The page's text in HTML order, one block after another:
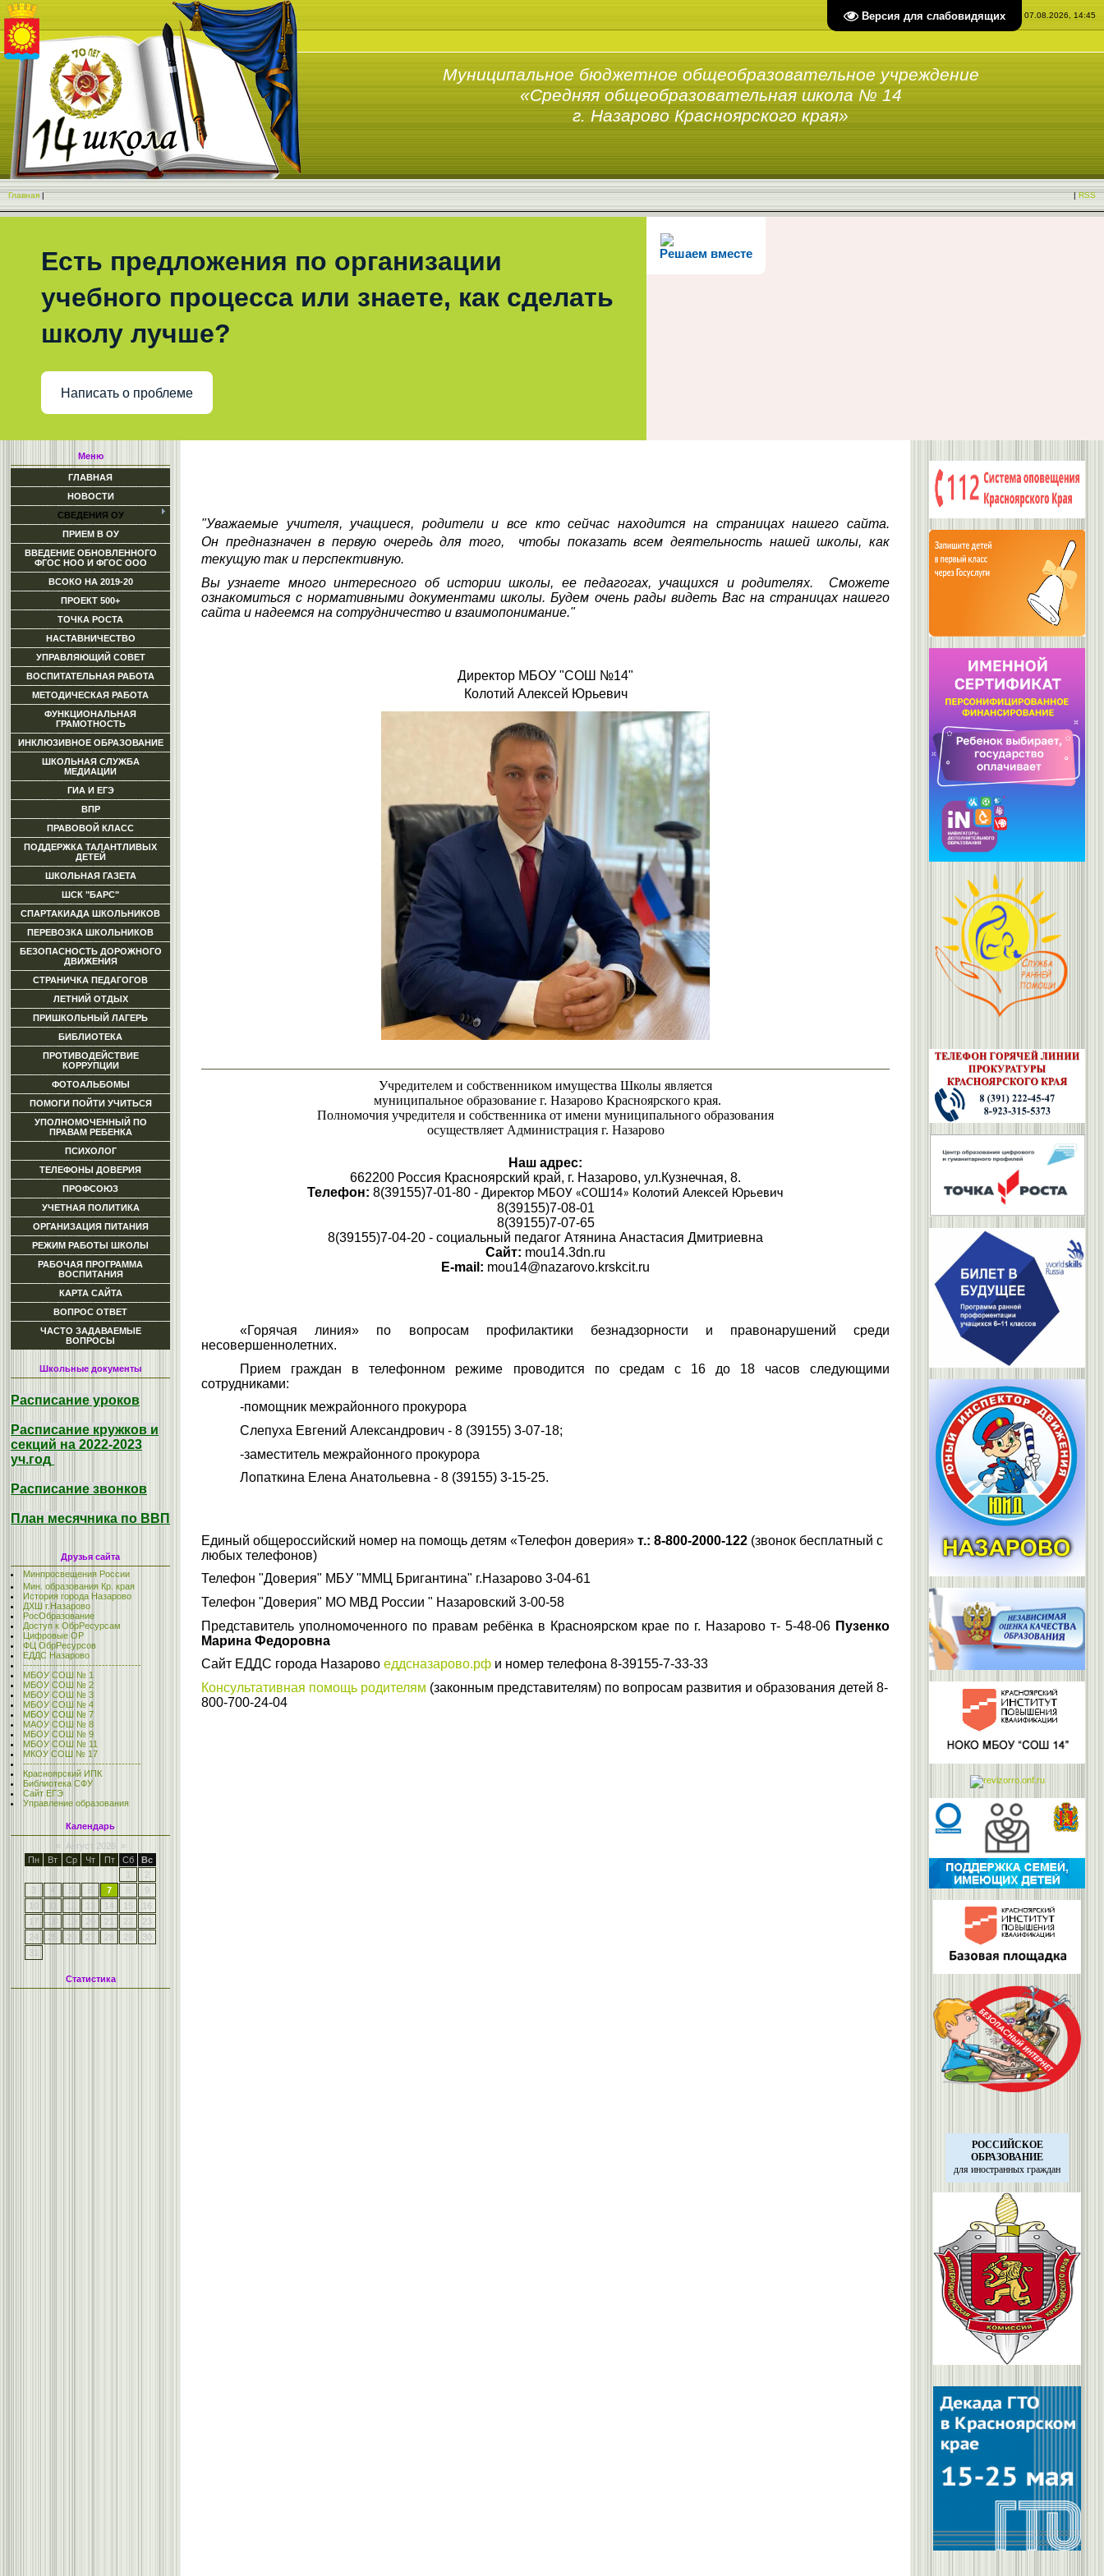
Версия для слабовидящихПятница, 07.08.2026, 14:45
Муниципальное бюджетное общеобразовательное учреждение
«Средняя общеобразовательная школа № 14
г. Назарово Красноярского края»
Главная | |RSS
Решаем вместе
Есть предложения по организации
учебного процесса или знаете, как сделать
школу лучше?
Написать о проблеме
Меню
ГЛАВНАЯ
НОВОСТИ
СВЕДЕНИЯ ОУ
ПРИЕМ В ОУ
ВВЕДЕНИЕ ОБНОВЛЕННОГО
ФГОС НОО И ФГОС ООО
ВСОКО НА 2019-20
ПРОЕКТ 500+
ТОЧКА РОСТА
НАСТАВНИЧЕСТВО
УПРАВЛЯЮЩИЙ СОВЕТ
ВОСПИТАТЕЛЬНАЯ РАБОТА
МЕТОДИЧЕСКАЯ РАБОТА
ФУНКЦИОНАЛЬНАЯ
ГРАМОТНОСТЬ
ИНКЛЮЗИВНОЕ ОБРАЗОВАНИЕ
ШКОЛЬНАЯ СЛУЖБА
МЕДИАЦИИ
ГИА И ЕГЭ
ВПР
ПРАВОВОЙ КЛАСС
ПОДДЕРЖКА ТАЛАНТЛИВЫХ
ДЕТЕЙ
ШКОЛЬНАЯ ГАЗЕТА
ШСК "БАРС"
СПАРТАКИАДА ШКОЛЬНИКОВ
ПЕРЕВОЗКА ШКОЛЬНИКОВ
БЕЗОПАСНОСТЬ ДОРОЖНОГО
ДВИЖЕНИЯ
СТРАНИЧКА ПЕДАГОГОВ
ЛЕТНИЙ ОТДЫХ
ПРИШКОЛЬНЫЙ ЛАГЕРЬ
БИБЛИОТЕКА
ПРОТИВОДЕЙСТВИЕ
КОРРУПЦИИ
ФОТОАЛЬБОМЫ
ПОМОГИ ПОЙТИ УЧИТЬСЯ
УПОЛНОМОЧЕННЫЙ ПО
ПРАВАМ РЕБЕНКА
ПСИХОЛОГ
ТЕЛЕФОНЫ ДОВЕРИЯ
ПРОФСОЮЗ
УЧЕТНАЯ ПОЛИТИКА
ОРГАНИЗАЦИЯ ПИТАНИЯ
РЕЖИМ РАБОТЫ ШКОЛЫ
РАБОЧАЯ ПРОГРАММА
ВОСПИТАНИЯ
КАРТА САЙТА
ВОПРОС ОТВЕТ
ЧАСТО ЗАДАВАЕМЫЕ
ВОПРОСЫ
Школьные документы
Расписание уроков
Расписание кружков и
секций на 2022-2023
уч.год
Расписание звонков
План месячника по ВВП
Друзья сайта
Минпросвещения России
Мин. образования Кр. края
История города Назарово
ДХШ г.Назарово
РосОбразование
Доступ к ОбрРесурсам
Цифровые ОР
ФЦ ОбрРесурсов
ЕДДС Назарово
------------------------------------
МБОУ СОШ № 1
МБОУ СОШ № 2
МБОУ СОШ № 3
МБОУ СОШ № 4
МБОУ СОШ № 7
МАОУ СОШ № 8
МБОУ СОШ № 9
МБОУ СОШ № 11
МКОУ СОШ № 17
------------------------------------
Красноярский ИПК
Библиотека СФУ
Сайт ЕГЭ
Управление образования
Календарь
«
Август 2026
»
Пн
Вт Ср Чт Пт Сб
Вс
1
2
3
4 5 6 7 8
9
10
11 12 13 14 15
16
17
18 19 20 21 22
23
24
25 26 27 28 29
30
31
Статистика
"Уважаемые учителя, учащиеся, родители и все кто сейчас находится на страницах нашего сайта.
Он предназначен в первую очередь для того, чтобы показать всем деятельность нашей школы,как
текущую так и перспективную.
Вы узнаете много интересного об истории школы, ее педагогах, учащихся и родителях. Сможете
ознакомиться с нормативными документами школы. Будем очень рады видеть Вас на страницах нашего
сайта и надеемся на сотрудничество и взаимопонимание."
Директор МБОУ "СОШ №14"
Колотий Алексей Юрьевич
Учредителем и собственником имущества Школы является
муниципальное образование г. Назарово Красноярского края.
Полномочия учредителя и собственника от имени муниципального образования
осуществляет Администрация г. Назарово
Наш адрес:
662200 Россия Красноярский край, г. Назарово, ул.Кузнечная, 8.
Телефон: 8(39155)7-01-80 - Директор МБОУ «СОШ14» Колотий Алексей Юрьевич
8(39155)7-08-01
8(39155)7-07-65
8(39155)7-04-20 - социальный педагог Атянина Анастасия Дмитриевна
Сайт: mou14.3dn.ru
E-mail: mou14@nazarovo.krskcit.ru
«Горячая линия» по вопросам профилактики безнадзорности и правонарушений среди
несовершеннолетних.
Прием граждан в телефонном режиме проводится по средам с 16 до 18 часов следующими
сотрудниками:
-помощник межрайонного прокурора
Слепуха Евгений Александрович - 8 (39155) 3-07-18;
-заместитель межрайонного прокурора
Лопаткина Елена Анатольевна - 8 (39155) 3-15-25.
Единый общероссийский номер на помощь детям «Телефон доверия» т.: 8-800-2000-122 (звонок бесплатный с
любых телефонов)
Телефон "Доверия" МБУ "ММЦ Бригантина" г.Назарово 3-04-61
Телефон "Доверия" МО МВД России " Назаровский 3-00-58
Представитель уполномоченного по правам ребёнка в Красноярском крае по г. Назарово т- 5-48-06 Пузенко
Марина Федоровна
Сайт ЕДДС города Назарово еддсназарово.рф и номер телефона 8-39155-7-33-33
Консультативная помощь родителям (законным представителям) по вопросам развития и образования детей 8-
800-700-24-04
РОССИЙСКОЕ
ОБРАЗОВАНИЕ
для иностранных граждан